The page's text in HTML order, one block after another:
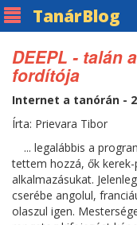
TanárBlog
DEEPL - talán
fordítója
Internet a tanórán -
Írta: Prievara Tibor
... legalábbis a
tettem hozzá, ők
alkalmazásukat.
cserébe angolul,
olaszul igen.